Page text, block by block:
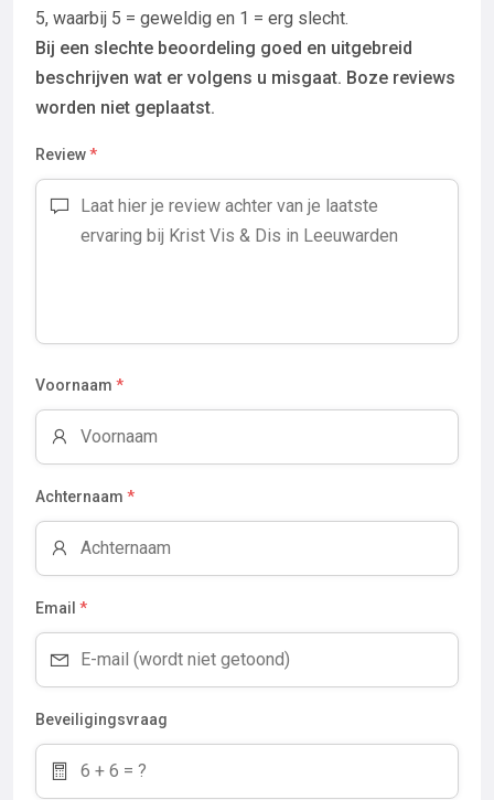
5, waarbij 5 = geweldig en 1 = erg slecht.
Bij een slechte beoordeling goed en uitgebreid
beschrijven wat er volgens u misgaat. Boze reviews
worden niet geplaatst.
Review*
Voornaam *
Achternaam *
Email *
Beveiligingsvraag